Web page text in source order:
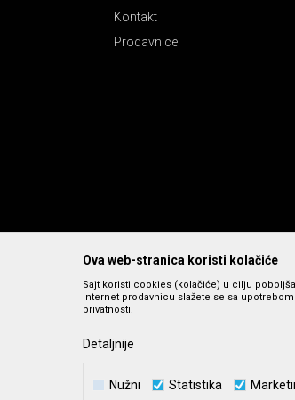
Kontakt
Prodavnice
podrazumeva se da su dostupni u svakom
Ova web-stranica koristi kolačiće
Sajt koristi cookies (kolačiće) u cilju
Internet prodavnicu slažete se sa
privatnosti.
Detaljnije
Nužni Statistika